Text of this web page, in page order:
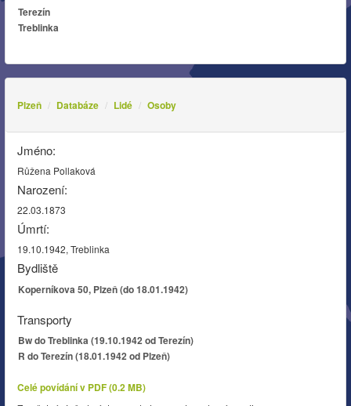
Terezín
Treblinka
Plzeň Databáze Lidé Osoby
Jméno:
Růžena Pollaková
Narození:
22.03.1873
Úmrtí:
19.10.1942, Treblinka
Bydliště
Koperníkova 50, Plzeň (do 18.01.1942)
Transporty
Bw do Treblinka (19.10.1942 od Terezín)
R do Terezín (18.01.1942 od Plzeň)
Celé povídání v PDF (0.2 MB)